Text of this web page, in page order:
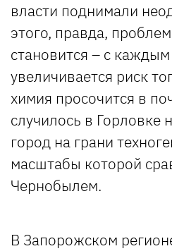
власти поднимали
этого, правда,
становится – с
увеличивается риск
химия просочится в
случилось в Горловке
город на грани
масштабы которой
Чернобылем.
В Запорожском